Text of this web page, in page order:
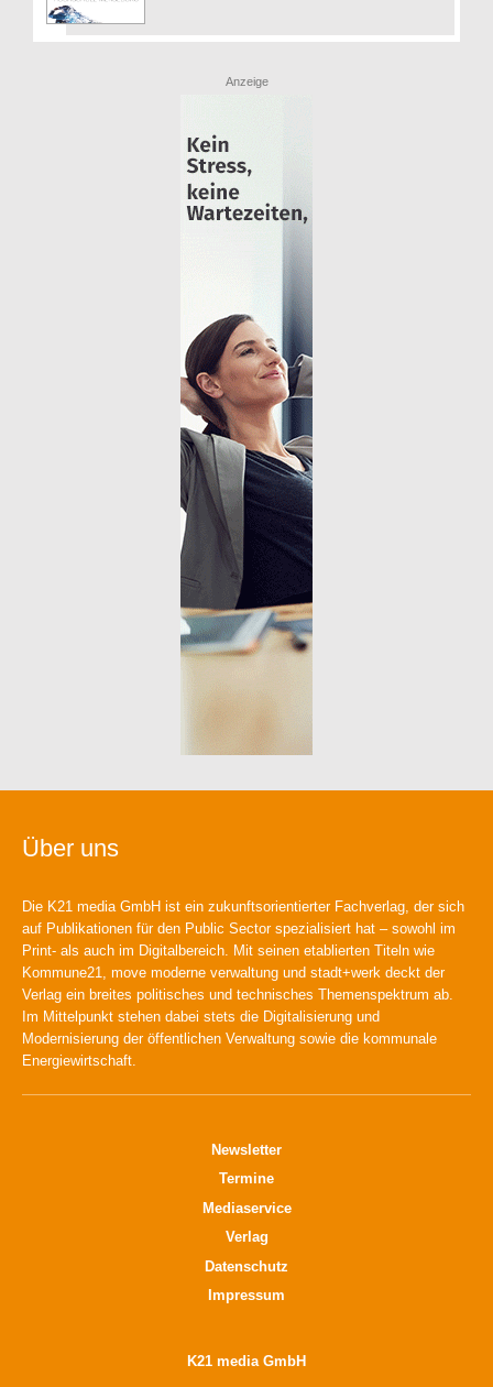
Anzeige
Über uns
Die K21 media GmbH ist ein zukunftsorientierter Fachverlag, der sich
auf Publikationen für den Public Sector spezialisiert hat – sowohl im
Print- als auch im Digitalbereich. Mit seinen etablierten Titeln wie
Kommune21, move moderne verwaltung und stadt+werk deckt der
Verlag ein breites politisches und technisches Themenspektrum ab.
Im Mittelpunkt stehen dabei stets die Digitalisierung und
Modernisierung der öffentlichen Verwaltung sowie die kommunale
Energiewirtschaft.
Newsletter
Termine
Mediaservice
Verlag
Datenschutz
Impressum
K21 media GmbH